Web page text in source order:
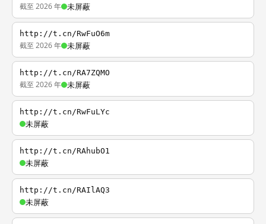
截至 2026 年 未屏蔽
http://t.cn/RwFuO6m
截至 2026 年 未屏蔽
http://t.cn/RA7ZQMO
截至 2026 年 未屏蔽
http://t.cn/RwFuLYc
未屏蔽
http://t.cn/RAhubO1
未屏蔽
http://t.cn/RAIlAQ3
未屏蔽